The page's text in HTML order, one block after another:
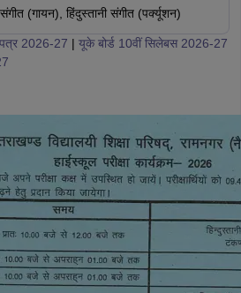
संगीत (गायन), हिंदुस्तानी संगीत (पर्क्यूशन)
पत्र 2026-27 | यूके बोर्ड 10वीं सिलेबस 2026-27